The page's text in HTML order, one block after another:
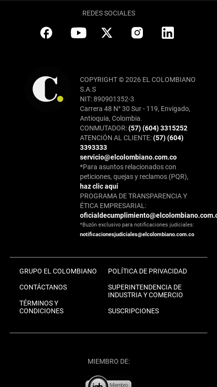
REDES SOCIALES
COPYRIGHT © 2026 EL COLOMBIANO
S.A.S
NIT: 890901352-3
Carrera 48 N° 30 Sur - 119, Envigado,
Antioquia, Colombia.
CONMUTADOR:(57) (604) 3315252
ATENCIÓN AL CLIENTE:(57) (604)
3393333
servicio@elcolombiano.com.co
*Para asuntos relacionados con
peticiones, quejas y reclamos (PQR),
haz clic aquí
PROGRAMA DE TRANSPARENCIA Y
ÉTICA EMPRESARIAL:
*Buzón exclusivo para notificaciones judiciales:
notificacionesjudiciales@elcolombiano.com.co
GRUPO EL COLOMBIANO
CONTÁCTANOS
TÉRMINOS Y
CONDICIONES
POLÍTICA DE PRIVACIDAD
SUPERINTENDENCIA DE
INDUSTRIA Y COMERCIO
SUSCRIPCIONES
MIEMBRO DE: